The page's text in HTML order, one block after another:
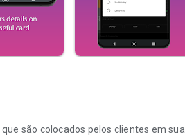
são colocados pelos clientes em sua